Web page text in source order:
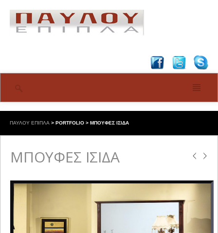
ΠΑΥΛΟΥ ΕΠΙΠΛΑ > PORTFOLIO > ΜΠΟΥΦΕΣ ΙΣΙΔΑ
ΜΠΟΥΦΕΣ ΙΣΙΔΑ